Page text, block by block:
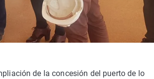
de la concesión del puerto de lo